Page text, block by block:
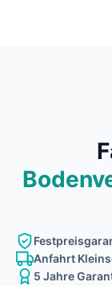
Anfahrt
5 Jahre